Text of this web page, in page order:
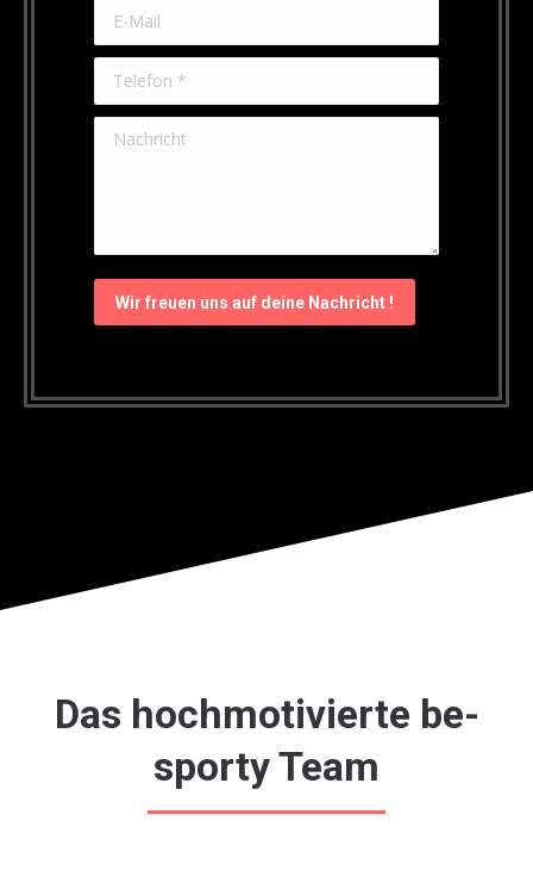
E-Mail
Telefon *
Nachricht
Wir freuen uns auf deine Nachricht !
Das hochmotivierte be-
sporty Team